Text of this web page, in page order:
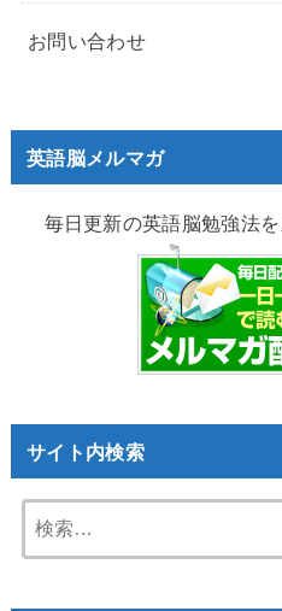
お問い合わせ
英語脳メルマガ
毎日更新の英語脳勉強法
サイト内検索